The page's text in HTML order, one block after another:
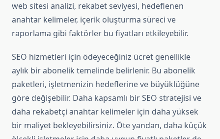
web sitesi analizi, rekabet seviyesi, hedeflenen
anahtar kelimeler, içerik oluşturma süreci ve
raporlama gibi faktörler bu fiyatları etkileyebilir.
SEO hizmetleri için ödeyeceğiniz ücret genellikle
aylık bir abonelik temelinde belirlenir. Bu abonelik
paketleri, işletmenizin hedeflerine ve büyüklüğüne
göre değişebilir. Daha kapsamlı bir SEO stratejisi ve
daha rekabetçi anahtar kelimeler için daha yüksek
bir maliyet bekleyebilirsiniz. Öte yandan, daha küçük